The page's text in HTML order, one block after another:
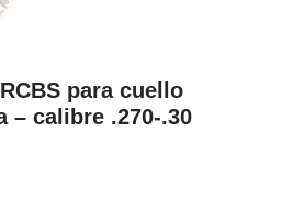
para cuello
– calibre .270-.30